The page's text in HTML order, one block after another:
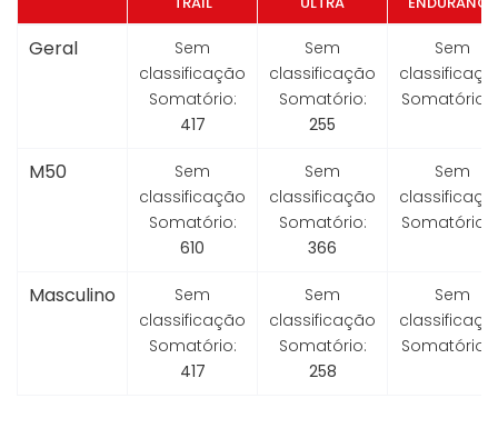
Geral
Sem
classificação
Somatório:
417
Sem
classificação
Somatório:
255
Sem
Somatório:
M50
Sem
classificação
Somatório:
610
Sem
classificação
Somatório:
366
Sem
Somatório:
Masculino
Sem
classificação
Somatório:
417
Sem
classificação
Somatório:
258
Sem
Somatório: